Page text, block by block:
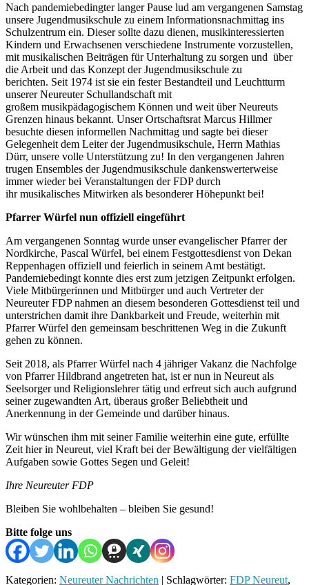
Nach pandemiebedingter langer Pause lud am vergangenen Samstag
unsere Jugendmusikschule zu einem Informationsnachmittag ins
Schulzentrum ein. Dieser sollte dazu dienen, musikinteressierten
Kindern und Erwachsenen verschiedene Instrumente vorzustellen,
mit musikalischen Beiträgen für Unterhaltung zu sorgen und über
die Arbeit und das Konzept der Jugendmusikschule zu
berichten. Seit 1974 ist sie ein fester Bestandteil und Leuchtturm
unserer Neureuter Schullandschaft mit
großem musikpädagogischem Können und weit über Neureuts
Grenzen hinaus bekannt. Unser Ortschaftsrat Marcus Hillmer
besuchte diesen informellen Nachmittag und sagte bei dieser
Gelegenheit dem Leiter der Jugendmusikschule, Herrn Mathias
Dürr, unsere volle Unterstützung zu! In den vergangenen Jahren
trugen Ensembles der Jugendmusikschule dankenswerterweise
immer wieder bei Veranstaltungen der FDP durch
ihr musikalisches Mitwirken als besonderer Höhepunkt bei!
Pfarrer Würfel nun offiziell eingeführt
Am vergangenen Sonntag wurde unser evangelischer Pfarrer der
Nordkirche, Pascal Würfel, bei einem Festgottesdienst von Dekan
Reppenhagen offiziell und feierlich in seinem Amt bestätigt.
Pandemiebedingt konnte dies erst zum jetzigen Zeitpunkt erfolgen.
Viele Mitbürgerinnen und Mitbürger und auch Vertreter der
Neureuter FDP nahmen an diesem besonderen Gottesdienst teil und
unterstrichen damit ihre Dankbarkeit und Freude, weiterhin mit
Pfarrer Würfel den gemeinsam beschrittenen Weg in die Zukunft
gehen zu können.
Seit 2018, als Pfarrer Würfel nach 4 jähriger Vakanz die Nachfolge
von Pfarrer Hildbrand angetreten hat, ist er nun in Neureut als
Seelsorger und Religionslehrer tätig und erfreut sich auch aufgrund
seiner zugewandten Art, überaus großer Beliebtheit und
Anerkennung in der Gemeinde und darüber hinaus.
Wir wünschen ihm mit seiner Familie weiterhin eine gute, erfüllte
Zeit hier in Neureut, viel Kraft bei der Bewältigung der vielfältigen
Aufgaben sowie Gottes Segen und Geleit!
Ihre Neureuter FDP
Bleiben Sie wohlbehalten – bleiben Sie gesund!
Bitte folge uns
Kategorien: Neureuter Nachrichten | Schlagwörter: FDP Neureut,